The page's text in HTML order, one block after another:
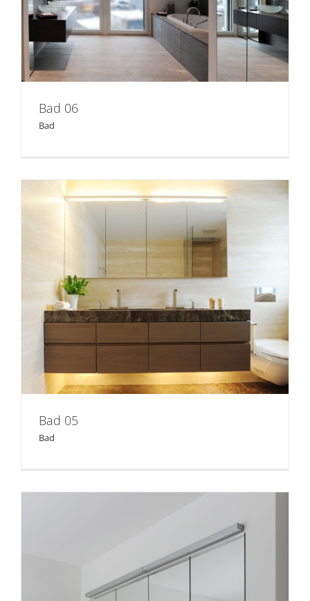
Bad 06
Bad
Bad 05
Bad 05
Bad